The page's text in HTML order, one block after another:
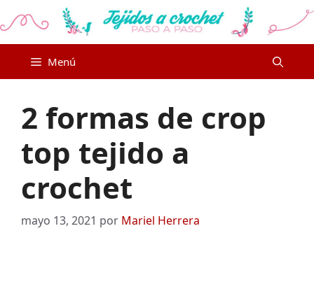
al
Menú
2 formas de crop
top tejido a
crochet
mayo 13, 2021 por Mariel Herrera